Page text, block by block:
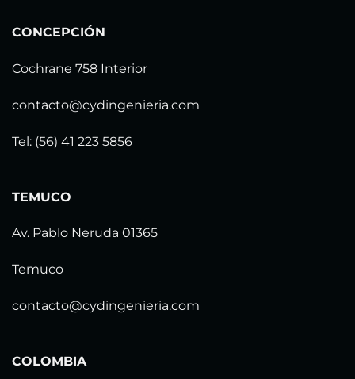
CONCEPCIÓN
Cochrane 758 Interior
contacto@cydingenieria.com
Tel: (56) 41 223 5856
TEMUCO
Av. Pablo Neruda 01365
Temuco
contacto@cydingenieria.com
COLOMBIA